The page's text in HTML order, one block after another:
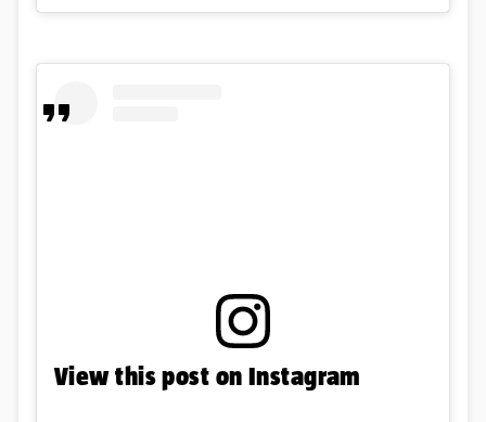
View this post on Instagram